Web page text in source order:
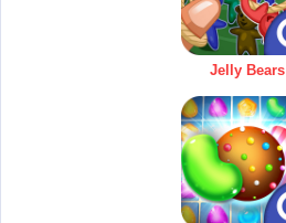
Jelly Bears